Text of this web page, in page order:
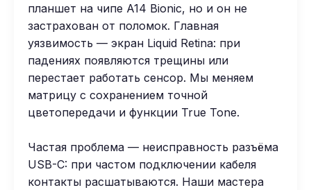
планшет на чипе A14 Bionic, но и он не
застрахован от поломок. Главная
уязвимость — экран Liquid Retina: при
падениях появляются трещины или
перестает работать сенсор. Мы меняем
матрицу с сохранением точной
цветопередачи и функции True Tone.
Частая проблема — неисправность разъёма
USB-C: при частом подключении кабеля
контакты расшатываются. Наши мастера